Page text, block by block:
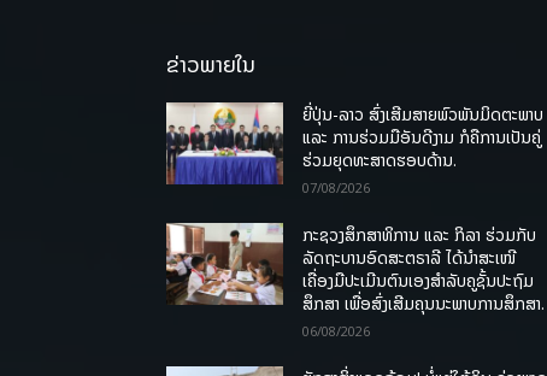
ຂ່າວພາຍໃນ
ຍີ່ປຸ່ນ-ລາວ ສົ່ງເສີມສາຍພົວພັນມິດຕະພາບ
ແລະ ການຮ່ວມມືອັນດີງາມ ກໍຄືການເປັນຄູ່
ຮ່ວມຍຸດທະສາດຮອບດ້ານ.
07/08/2026
ກະຊວງສຶກສາທິການ ແລະ ກິລາ ຮ່ວມກັບ
ລັດຖະບານອົດສະຕຣາລີ ໄດ້ນຳສະເໜີ
ເຄື່ອງມືປະເມີນຕົນເອງສຳລັບຄູຊັ້ນປະຖົມ
ສຶກສາ ເພື່ອສົ່ງເສີມຄຸນນະພາບການສຶກສາ.
06/08/2026